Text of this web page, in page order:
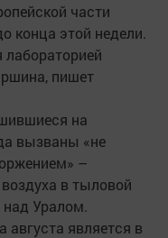
части
конца этой недели.
пишет
на
вызваны «не
–
в тыловой
над Уралом.
является в